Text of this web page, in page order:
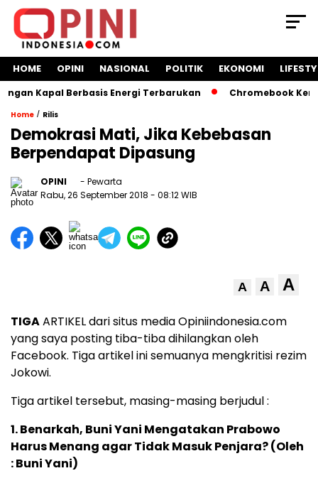
HOME OPINI NASIONAL POLITIK EKONOMI
Kapal Berbasis Energi Terbarukan Chromebook
Home / Rilis
Demokrasi Mati, Jika Kebebasan
Berpendapat Dipasung
OPINI
- Pewarta
Rabu, 26 September 2018 - 08:12 WIB
A A A
TIGAARTIKEL dari situs media Opiniindonesia.com
yang saya posting tiba-tiba dihilangkan oleh
Facebook. Tiga artikel ini semuanya mengkritisi rezim
Jokowi.
Tiga artikel tersebut, masing-masing berjudul :
1.Benarkah, Buni Yani Mengatakan Prabowo
Harus Menang agar Tidak Masuk Penjara?(Oleh
: Buni Yani)